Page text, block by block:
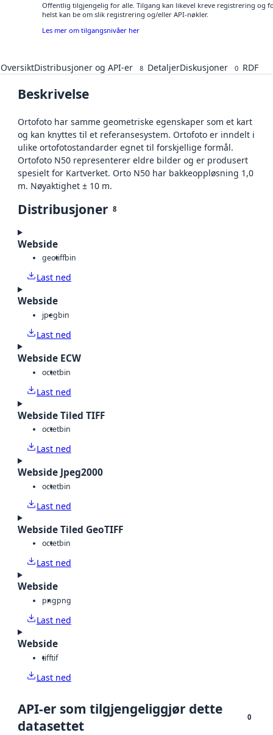
Offentlig tilgjengelig for alle. Tilgang kan likevel kreve registrering og
helst kan be om slik registrering og/eller API-nøkler.
Les mer om tilgangsnivåer her
OversiktDistribusjoner og API-er 8 DetaljerDiskusjoner 0 RDF
Beskrivelse
Ortofoto har samme geometriske egenskaper som et kart
og kan knyttes til et referansesystem. Ortofoto er inndelt i
ulike ortofotostandarder egnet til forskjellige formål.
Ortofoto N50 representerer eldre bilder og er produsert
spesielt for Kartverket. Orto N50 har bakkeoppløsning 1,0
m. Nøyaktighet ± 10 m.
Distribusjoner 8
Webside
geotiffbin
Last ned
Webside
jpegbin
Last ned
Webside ECW
octetbin
Last ned
Webside Tiled TIFF
octetbin
Last ned
Webside Jpeg2000
octetbin
Last ned
Webside Tiled GeoTIFF
octetbin
Last ned
Webside
pngpng
Last ned
Webside
tifftif
Last ned
API-er som tilgjengeliggjør dette
datasettet
0